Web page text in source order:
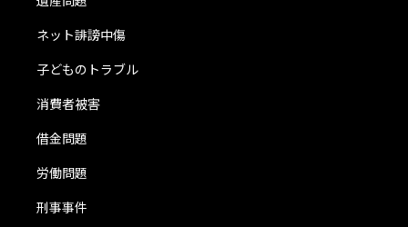
ネット誹謗中傷
子どものトラブル
消費者被害
借金問題
労働問題
刑事事件